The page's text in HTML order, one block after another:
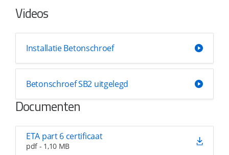
Videos
Installatie Betonschroef
Betonschroef SB2 uitgelegd
Documenten
ETA part 6 certificaat
pdf - 1,10 MB